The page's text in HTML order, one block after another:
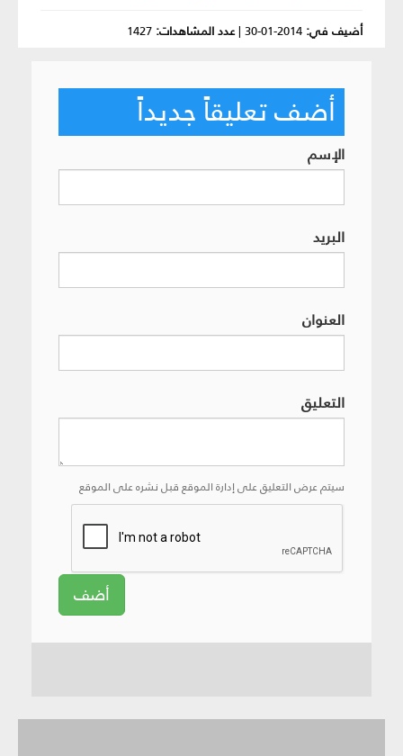
أضيف في: 2014-01-30
|عدد المشاهدات: 1427
أضف تعليقاً جديداً
الإسم
البريد
العنوان
التعليق
سيتم عرض التعليق على إدارة الموقع قبل نشره على الموقع
أضف